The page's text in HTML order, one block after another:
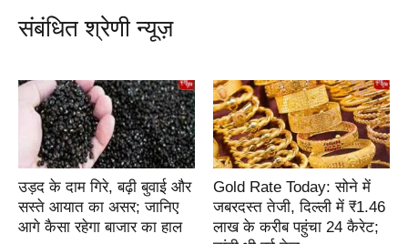
संबंधित श्रेणी न्यूज़
उड़द के दाम गिरे, बढ़ी बुवाई और
सस्ते आयात का असर; जानिए
आगे कैसा रहेगा बाजार का हाल
Gold Rate Today: सोने में
जबरदस्त तेजी, दिल्ली में ₹1.46
लाख के करीब पहुंचा 24 कैरेट;